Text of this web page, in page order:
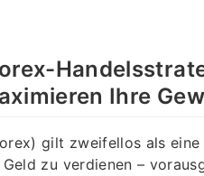
Ihre
gilt zweifellos als
zu verdienen –